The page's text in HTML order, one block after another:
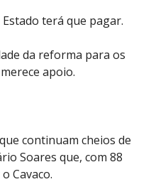
terá que pagar.
da reforma para os
apoio.
continuam cheios de
Soares que, com 88
Cavaco.